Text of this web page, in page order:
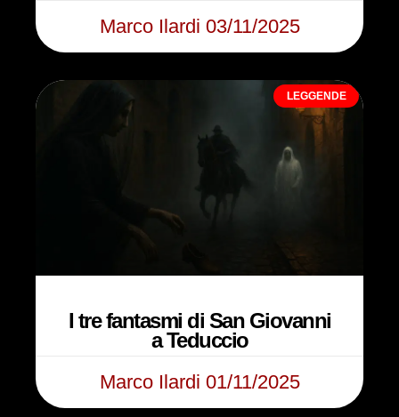
Marco Ilardi 03/11/2025
LEGGENDE
I tre fantasmi di San Giovanni
a Teduccio
Marco Ilardi 01/11/2025